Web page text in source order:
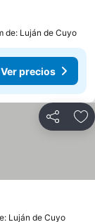
de: Luján de Cuyo
Ver precios
Compartir
Luján de Cuyo